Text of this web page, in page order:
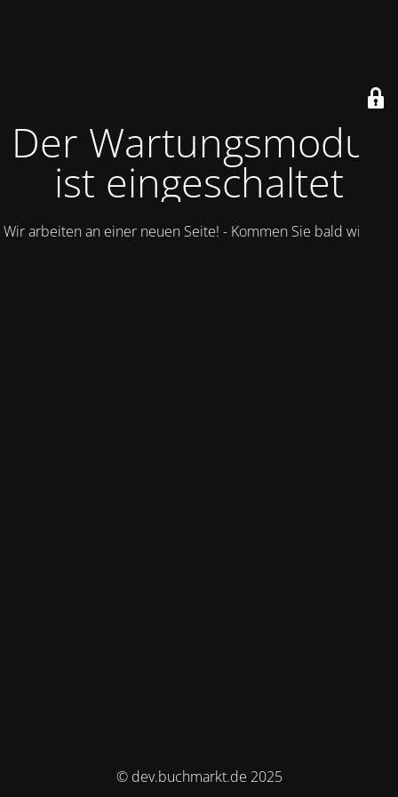
Der Wartungsmodus
ist eingeschaltet
Wir arbeiten an einer neuen Seite! - Kommen Sie bald wieder.
© dev.buchmarkt.de 2025